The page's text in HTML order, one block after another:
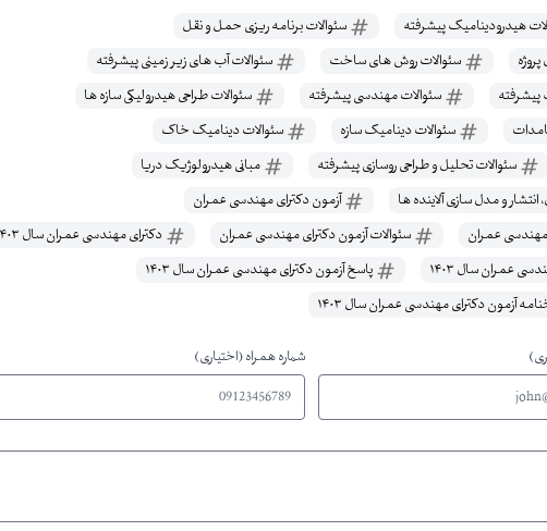
هیدرودینامیک پیشرفته
سئوالات برنامه ریزی حمل و نقل
سئوالات روش های ساخت
سئوالات آب های زیر زمینی پیشرفته
پیشرفته سئوالات مهندسی پیشرفته
سئوالات طراحی هیدرولیکی سازه ها
سئوالات دینامیک سازه
سئوالات دینامیک خاک
سئوالات تحلیل و طراحی روسازی پیشرفته
مبانی هیدرولوژیک دریا
انتشار و مدل سازی آلاینده ها
آزمون دکترای مهندسی عمران
مهندسی عمران سئوالات آزمون دکترای مهندسی عمران
دکترای مهندسی عمران سال ۱۴۰۳
عمران سال ۱۴۰۳
پاسخ آزمون دکترای مهندسی عمران سال ۱۴۰۳
آزمون دکترای مهندسی عمران سال ۱۴۰۳
شماره همراه (اختیاری)